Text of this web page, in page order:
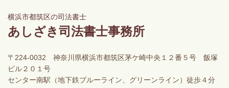
横浜市都筑区の司法書士
あしざき司法書士事務所
〒224-0032 神奈川県横浜市都筑区茅ケ崎中央１２番５号 飯塚
ビル２０１号
センター南駅（地下鉄ブルーライン、グリーンライン）徒歩４分